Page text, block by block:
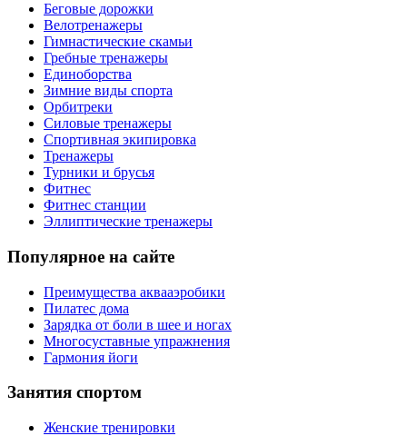
Беговые дорожки
Велотренажеры
Гимнастические скамьи
Гребные тренажеры
Единоборства
Зимние виды спорта
Орбитреки
Силовые тренажеры
Спортивная экипировка
Тренажеры
Турники и брусья
Фитнес
Фитнес станции
Эллиптические тренажеры
Популярное на сайте
Преимущества аквааэробики
Пилатес дома
Зарядка от боли в шее и ногах
Многосуставные упражнения
Гармония йоги
Занятия спортом
Женские тренировки